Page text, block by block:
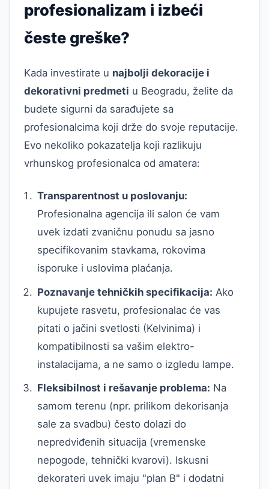
profesionalizam i izbeći
česte greške?
Kada investirate u najbolji dekoracije i
dekorativni predmeti u Beogradu, želite da
budete sigurni da sarađujete sa
profesionalcima koji drže do svoje reputacije.
Evo nekoliko pokazatelja koji razlikuju
vrhunskog profesionalca od amatera:
Transparentnost u poslovanju:
Profesionalna agencija ili salon će vam
uvek izdati zvaničnu ponudu sa jasno
specifikovanim stavkama, rokovima
isporuke i uslovima plaćanja.
Poznavanje tehničkih specifikacija: Ako
kupujete rasvetu, profesionalac će vas
pitati o jačini svetlosti (Kelvinima) i
kompatibilnosti sa vašim elektro-
instalacijama, a ne samo o izgledu lampe.
Fleksibilnost i rešavanje problema: Na
samom terenu (npr. prilikom dekorisanja
sale za svadbu) često dolazi do
nepredviđenih situacija (vremenske
nepogode, tehnički kvarovi). Iskusni
dekorateri uvek imaju "plan B" i dodatni